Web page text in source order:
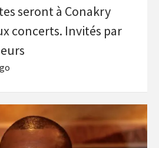
seront à Conakry
concerts. Invités par